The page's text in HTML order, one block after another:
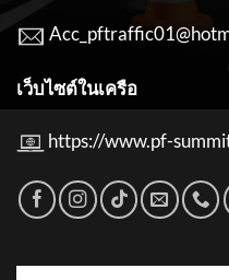
เว็บไซต์ในเครือ
https://www.pf-